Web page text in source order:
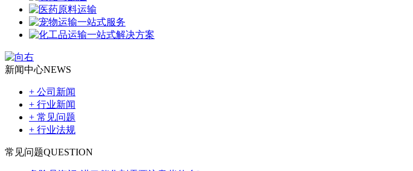
新闻中心NEWS
+ 公司新闻
+ 行业新闻
+ 常见问题
+ 行业法规
常见问题QUESTION